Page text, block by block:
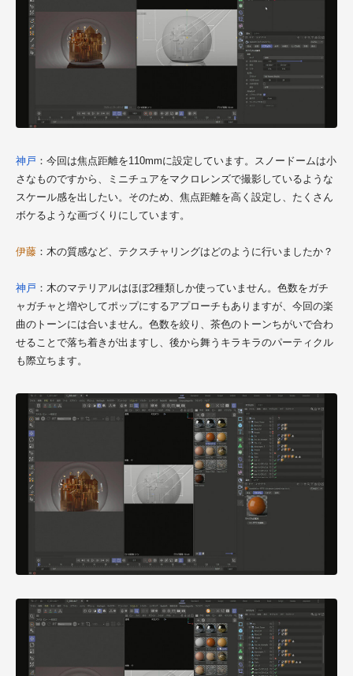
神戸 ：今回は焦点距離を110mmに設定しています。スノードームは小
さなものですから、ミニチュアをマクロレンズで撮影しているような
スケール感を出したい。そのため、焦点距離を高く設定し、たくさん
ボケるような画づくりにしています。
伊藤 ：木の質感など、テクスチャリングはどのように行いましたか？
神戸 ：木のマテリアルはほぼ2種類しか使っていません。色数をガチ
ャガチャと増やしてポップにするアプローチもありますが、今回の楽
曲のトーンには合いません。色数を絞り、茶色のトーンちがいで合わ
せることで落ち着きが出ますし、後から舞うキラキラのパーティクル
も際立ちます。